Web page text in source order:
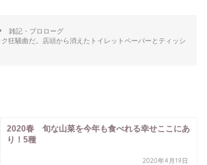
雑記・プロローグ
狂騒曲だ。店頭から消えたトイレットペーパーとティッシ
2020春 旬な山菜を今年も食べれる幸せここにあ
り！5種
2020年4月19日